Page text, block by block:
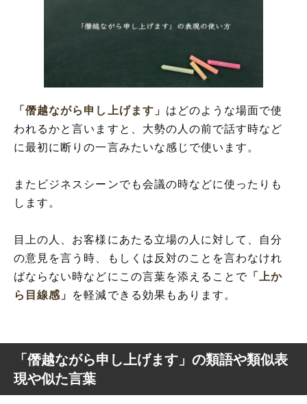
「僭越ながら申し上げます」 はどのような場面で使
われるかと言いますと、大勢の人の前で話す時など
に最初に断りの一言みたいな感じで使います。
またビジネスシーンでも会議の時などに使ったりも
します。
目上の人、お客様にあたる立場の人に対して、自分
の意見を言う時、もしくは反対のことを言わなけれ
ばならない時などにこの言葉を添えることで 「上か
ら目線感」 を軽減できる効果もあります。
「僭越ながら申し上げます」の類語や類似表
現や似た言葉